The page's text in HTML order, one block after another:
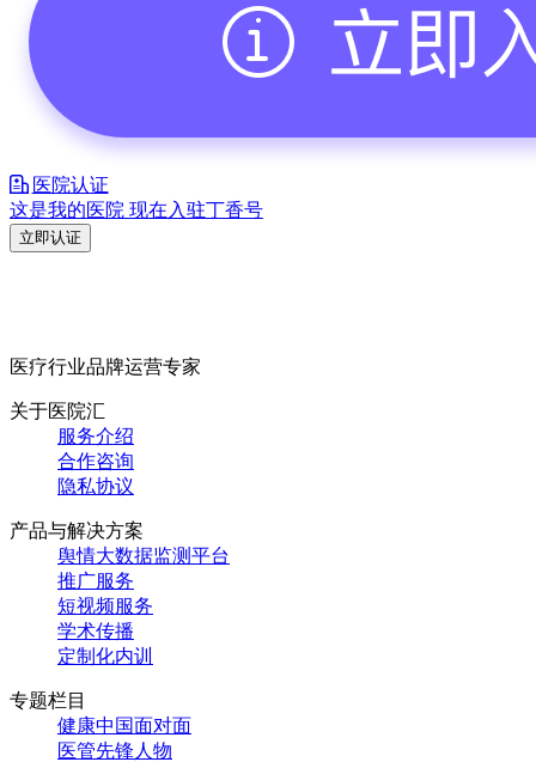
医院认证
这是我的医院 现在入驻丁香号
立即认证
医疗行业品牌运营专家
关于医院汇
服务介绍
合作咨询
隐私协议
产品与解决方案
舆情大数据监测平台
推广服务
短视频服务
学术传播
定制化内训
专题栏目
健康中国面对面
医管先锋人物